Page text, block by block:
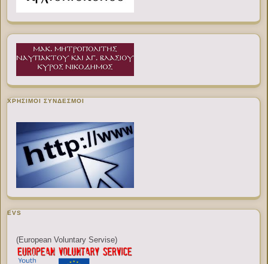
ΧΡΉΣΙΜΟΙ ΣΎΝΔΕΣΜΟΙ
EVS
(European Voluntary Servise)